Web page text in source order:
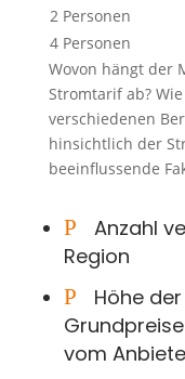
2 Personen
4 Personen
Wovon hängt der
Stromtarif ab?
verschiedenen
hinsichtlich der
beeinflussende
P
Anzahl
Region
P
Höhe
vom